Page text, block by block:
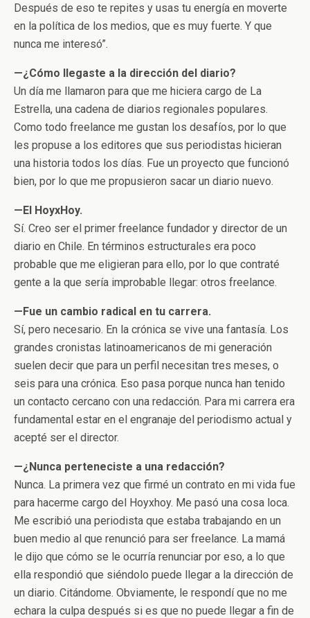
Después de eso te repites y usas tu energía en moverte
en la política de los medios, que es muy fuerte. Y que
nunca me interesó”.
—¿Cómo llegaste a la dirección del diario?
Un día me llamaron para que me hiciera cargo de La
Estrella, una cadena de diarios regionales populares.
Como todo freelance me gustan los desafíos, por lo que
les propuse a los editores que sus periodistas hicieran
una historia todos los días. Fue un proyecto que funcionó
bien, por lo que me propusieron sacar un diario nuevo.
—El HoyxHoy.
Sí. Creo ser el primer freelance fundador y director de un
diario en Chile. En términos estructurales era poco
probable que me eligieran para ello, por lo que contraté
gente a la que sería improbable llegar: otros freelance.
—Fue un cambio radical en tu carrera.
Sí, pero necesario. En la crónica se vive una fantasía. Los
grandes cronistas latinoamericanos de mi generación
suelen decir que para un perfil necesitan tres meses, o
seis para una crónica. Eso pasa porque nunca han tenido
un contacto cercano con una redacción. Para mi carrera era
fundamental estar en el engranaje del periodismo actual y
acepté ser el director.
—¿Nunca perteneciste a una redacción?
Nunca. La primera vez que firmé un contrato en mi vida fue
para hacerme cargo del Hoyxhoy. Me pasó una cosa loca.
Me escribió una periodista que estaba trabajando en un
buen medio al que renunció para ser freelance. La mamá
le dijo que cómo se le ocurría renunciar por eso, a lo que
ella respondió que siéndolo puede llegar a la dirección de
un diario. Citándome. Obviamente, le respondí que no me
echara la culpa después si es que no puede llegar a fin de